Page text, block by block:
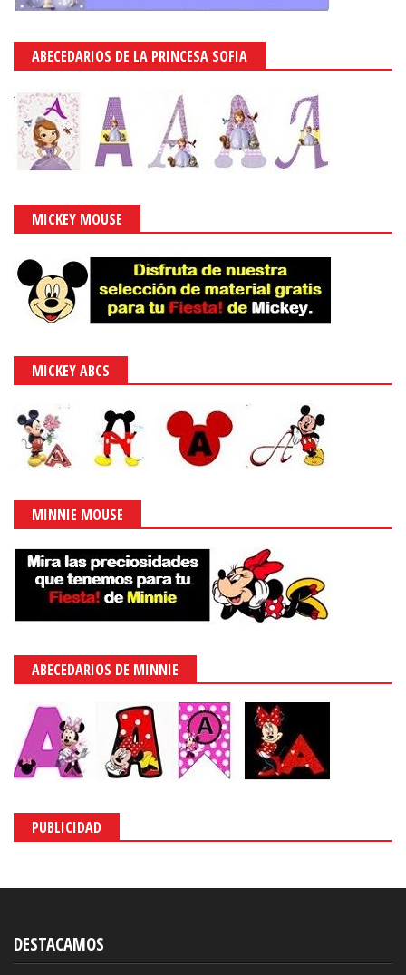
ABECEDARIOS DE LA PRINCESA SOFIA
MICKEY MOUSE
MICKEY ABCS
MINNIE MOUSE
ABECEDARIOS DE MINNIE
PUBLICIDAD
DESTACAMOS